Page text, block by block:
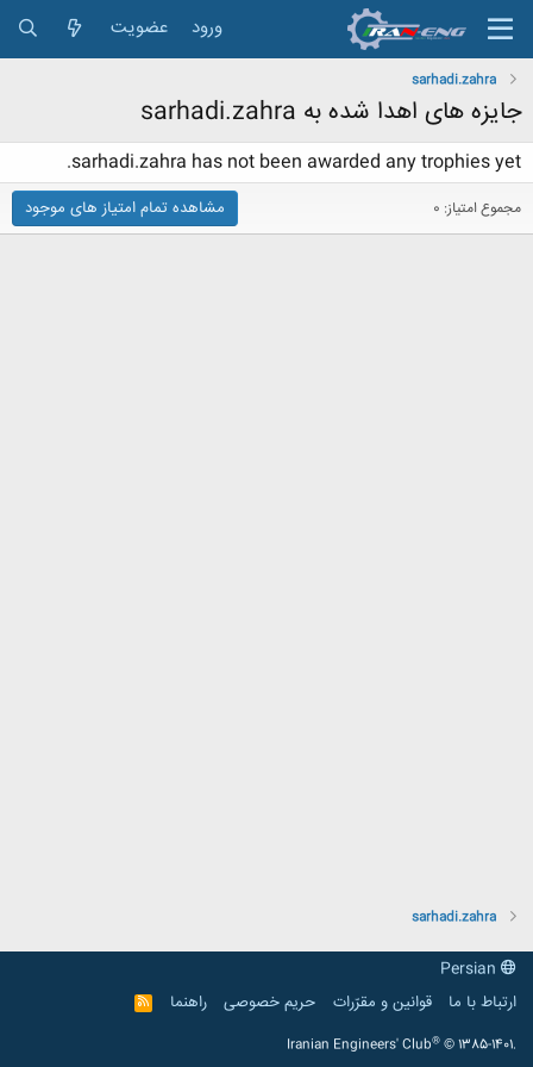
ورود عضویت
sarhadi.zahra
جایزه های اهدا شده به sarhadi.zahra
sarhadi.zahra has not been awarded any trophies yet.
مجموع امتیاز: 0 مشاهده تمام امتیاز های موجود
sarhadi.zahra
ارتباط با ما
قوانین و مقرّرات حریم خصوصی راهنما
R
S
Iranian Engineers' Club® © 1385-1401.